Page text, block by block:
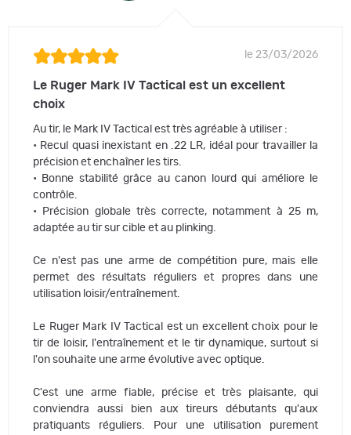
le 23/03/2026
Le Ruger Mark IV Tactical est un excellent
choix
Au tir, le Mark IV Tactical est très agréable à utiliser :
• Recul quasi inexistant en .22 LR, idéal pour travailler la
précision et enchaîner les tirs.
• Bonne stabilité grâce au canon lourd qui améliore le
contrôle.
• Précision globale très correcte, notamment à 25 m,
adaptée au tir sur cible et au plinking.
Ce n'est pas une arme de compétition pure, mais elle
permet des résultats réguliers et propres dans une
utilisation loisir/entraînement.
Le Ruger Mark IV Tactical est un excellent choix pour le
tir de loisir, l'entraînement et le tir dynamique, surtout si
l'on souhaite une arme évolutive avec optique.
C'est une arme fiable, précise et très plaisante, qui
conviendra aussi bien aux tireurs débutants qu'aux
pratiquants réguliers. Pour une utilisation purement